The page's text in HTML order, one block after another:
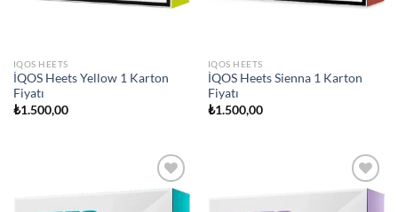
IQOS HEETS
İQOS Heets Yellow 1 Karton
Fiyatı
₺1.500,00
IQOS HEETS
İQOS Heets Sienna 1 Karton
Fiyatı
₺1.500,00
Add to
Add to